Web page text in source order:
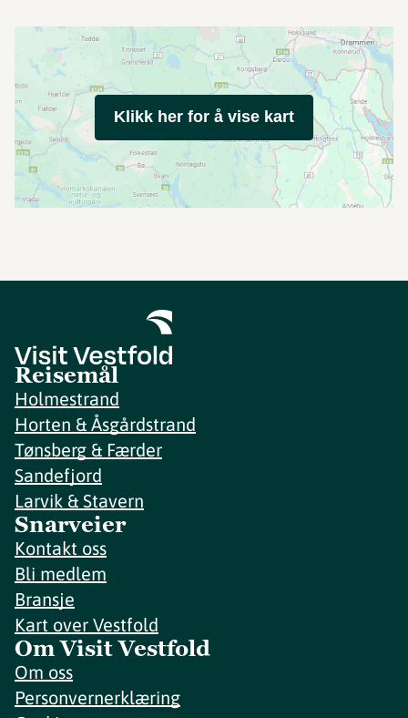
Klikk her for å vise kart
Reisemål
Holmestrand
Horten & Åsgårdstrand
Tønsberg & Færder
Sandefjord
Larvik & Stavern
Snarveier
Kontakt oss
Bli medlem
Bransje
Kart over Vestfold
Om Visit Vestfold
Om oss
Personvernerklæring